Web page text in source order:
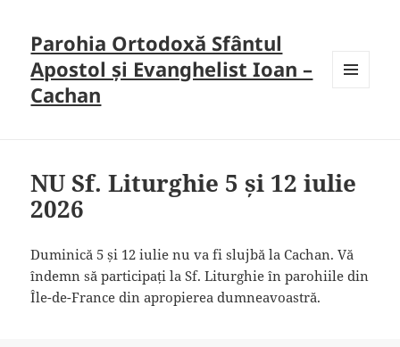
Parohia Ortodoxă Sfântul
Apostol și Evanghelist Ioan –
Cachan
NU Sf. Liturghie 5 și 12 iulie
2026
Duminică 5 și 12 iulie nu va fi slujbă la Cachan. Vă
îndemn să participați la Sf. Liturghie în parohiile din
Île-de-France din apropierea dumneavoastră.